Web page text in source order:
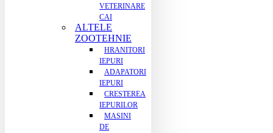
VETERINARE
CAI
ALTELE
ZOOTEHNIE
HRANITORI
IEPURI
ADAPATORI
IEPURI
CRESTEREA
IEPURILOR
MASINI
DE